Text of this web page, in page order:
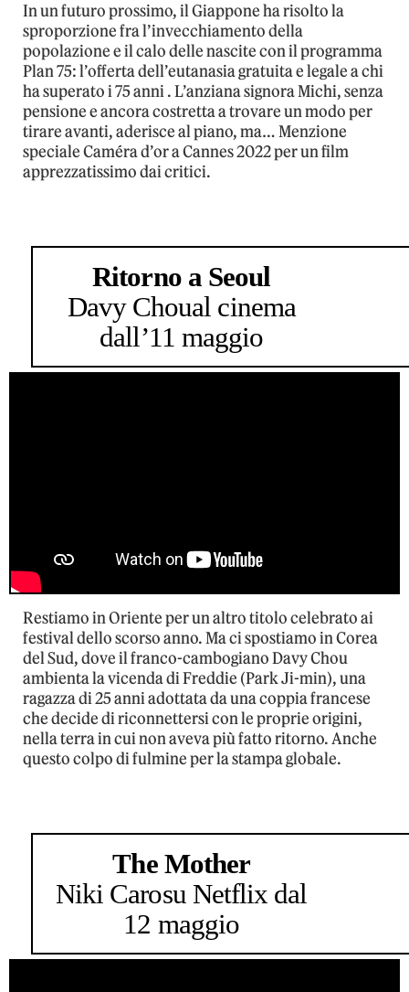
In un futuro prossimo, il Giappone ha risolto la
sproporzione fra l’invecchiamento della
popolazione e il calo delle nascite con il programma
Plan 75: l’offerta dell’eutanasia gratuita e legale a chi
ha superato i 75 anni . L’anziana signora Michi, senza
pensione e ancora costretta a trovare un modo per
tirare avanti, aderisce al piano, ma… Menzione
speciale Caméra d’or a Cannes 2022 per un film
apprezzatissimo dai critici.
Ritorno a Seoul
Davy Choual cinema
dall’11 maggio
Restiamo in Oriente per un altro titolo celebrato ai
festival dello scorso anno. Ma ci spostiamo in Corea
del Sud, dove il franco-cambogiano Davy Chou
ambienta la vicenda di Freddie (Park Ji-min), una
ragazza di 25 anni adottata da una coppia francese
che decide di riconnettersi con le proprie origini,
nella terra in cui non aveva più fatto ritorno. Anche
questo colpo di fulmine per la stampa globale.
The Mother
Niki Carosu Netflix dal
12 maggio